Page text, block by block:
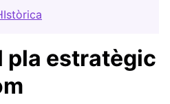
pla estratègic